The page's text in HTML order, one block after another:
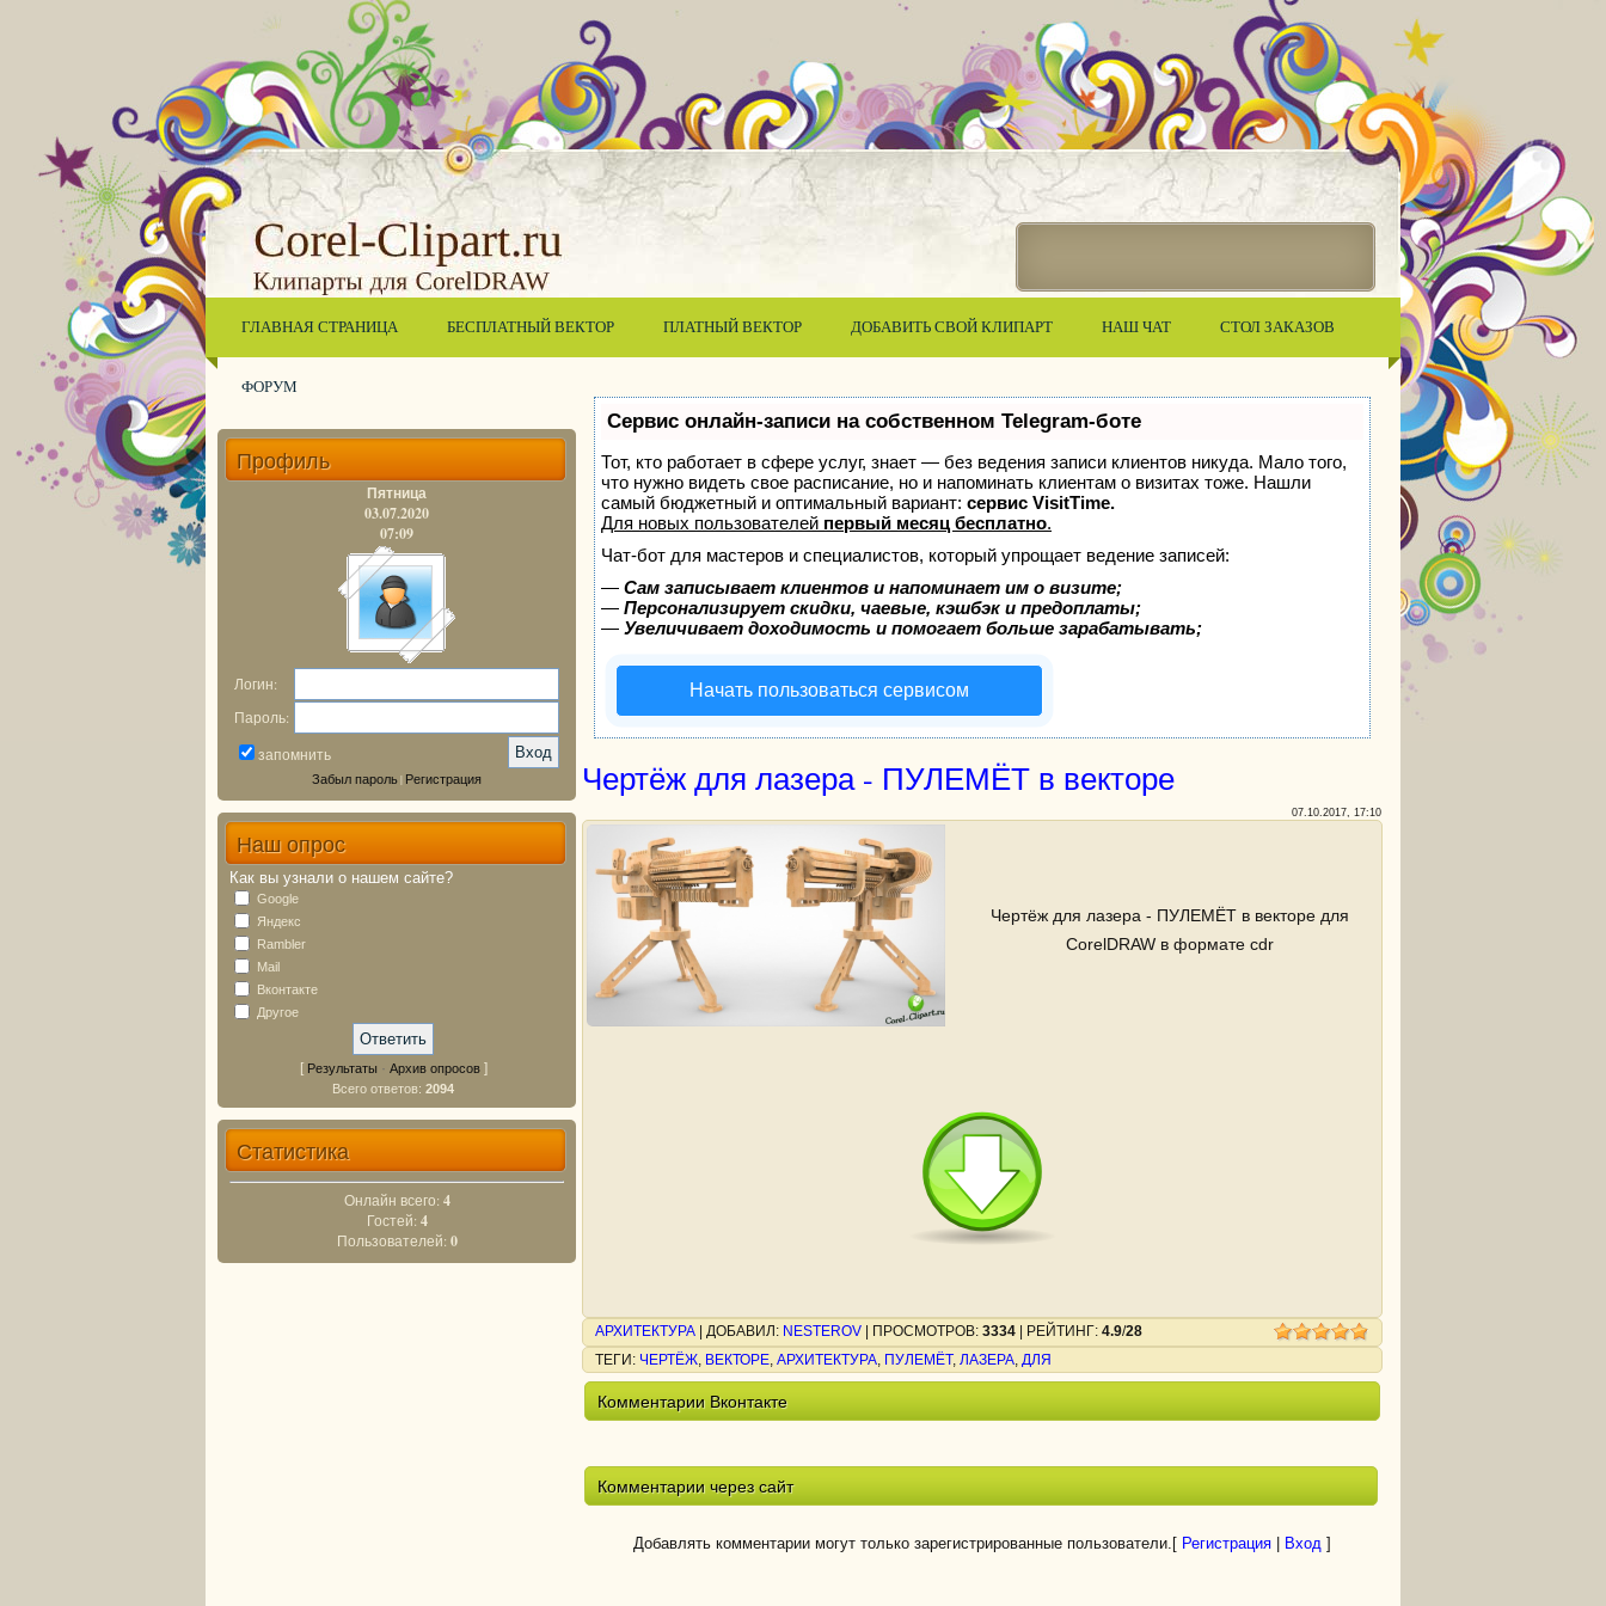
ГЛАВНАЯ СТРАНИЦА БЕСПЛАТНЫЙ ВЕКТОР ПЛАТНЫЙ ВЕКТОР ДОБАВИТЬ СВОЙ КЛИПАРТ НАШ ЧАТ СТОЛ ЗАКАЗОВ
ФОРУМ
Сервис онлайн-записи на собственном Telegram-боте
Тот, кто работает в сфере услуг, знает — без ведения записи клиентов никуда. Мало того,
что нужно видеть свое расписание, но и напоминать клиентам о визитах тоже. Нашли
самый бюджетный и оптимальный вариант: сервис VisitTime.
Для новых пользователей первый месяц бесплатно.
Чат-бот для мастеров и специалистов, который упрощает ведение записей:
— Сам записывает клиентов и напоминает им о визите;
— Персонализирует скидки, чаевые, кэшбэк и предоплаты;
— Увеличивает доходимость и помогает больше зарабатывать;
Начать пользоваться сервисом
Чертёж для лазера - ПУЛЕМЁТ в векторе
07.10.2017, 17:10
Чертёж для лазера - ПУЛЕМЁТ в векторе для
CorelDRAW в формате cdr
АРХИТЕКТУРА ДОБАВИЛ : NESTEROV ПРОСМОТРОВ: 3334 РЕЙТИНГ: 4.9/28
ТЕГИ : ЧЕРТЁЖ, ВЕКТОРЕ, АРХИТЕКТУРА, ПУЛЕМЁТ, ЛАЗЕРА, ДЛЯ
Комментарии Вконтакте
Комментарии через сайт
Добавлять комментарии могут только зарегистрированные пользователи. [ Регистрация Вход ]
Профиль
Пятница
03.07.2020
07:09
Логин:
Пароль:
запомнить
Забыл пароль| Регистрация
Наш опрос
Как вы узнали о нашем сайте?
Google
Яндекс
Rambler
Mail
Вконтакте
Другое
[ Результаты · Архив опросов]
Всего ответов:2094
Статистика
Онлайн всего: 4
Гостей: 4
Пользователей: 0